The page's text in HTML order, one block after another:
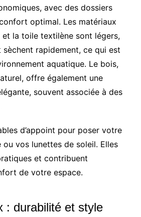
avec des dossiers
optimal. Les matériaux
et la toile textilène sont légers,
sèchent rapidement, ce qui est
aquatique. Le bois,
offre également une
souvent associée à des
d’appoint pour poser votre
vos lunettes de soleil. Elles
et contribuent
de votre espace.
: durabilité et style